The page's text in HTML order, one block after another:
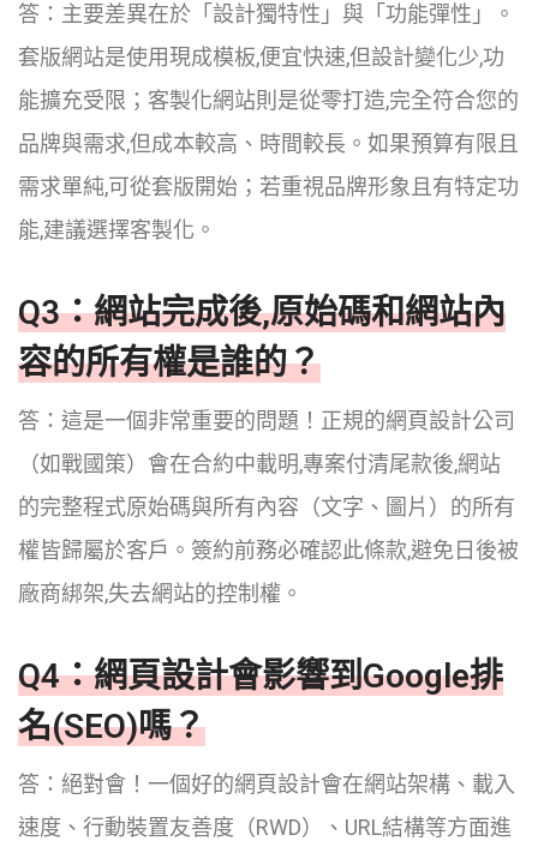
答：主要差異在於「設計獨特性」與「功能彈性」。
套版網站是使用現成模板,便宜快速,但設計變化少,功
能擴充受限；客製化網站則是從零打造,完全符合您的
品牌與需求,但成本較高、時間較長。如果預算有限且
需求單純,可從套版開始；若重視品牌形象且有特定功
能,建議選擇客製化。
Q3：網站完成後,原始碼和網站內
容的所有權是誰的？
答：這是一個非常重要的問題！正規的網頁設計公司
（如戰國策）會在合約中載明,專案付清尾款後,網站
的完整程式原始碼與所有內容（文字、圖片）的所有
權皆歸屬於客戶。簽約前務必確認此條款,避免日後被
廠商綁架,失去網站的控制權。
Q4：網頁設計會影響到Google排
名(SEO)嗎？
答：絕對會！一個好的網頁設計會在網站架構、載入
速度、行動裝置友善度（RWD）、URL結構等方面進